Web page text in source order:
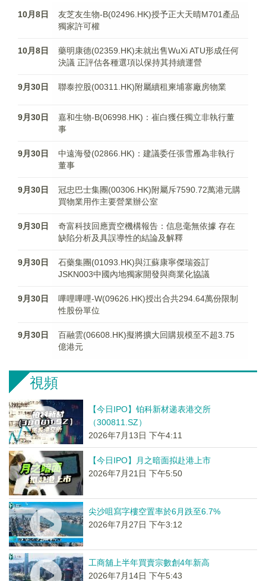
10月8日
友芝友生物-B(02496.HK)授予正大天晴M701產品
獨家許可權
10月8日
藥明康德(02359.HK)未就出售WuXi ATU形成任何
決議 正評估各種選項以保持其持續運營
9月30日 聯泰控股(00311.HK)附屬續租柬埔寨廠房物業
9月30日
嘉和生物-B(06998.HK)：崔白獲任獨立非執行董
事
9月30日
中遠海發(02866.HK)：建議委任張雪雁為非執行
董事
9月30日
冠忠巴士集團(00306.HK)附屬斥7590.72萬港元購
買物業用作主要營業辦公室
9月30日
奇富科技回應賣空機構報告：信息毫無依據 存在
缺陷分析及具誤導性的結論及解釋
9月30日
石藥集團(01093.HK)與江蘇康寧傑瑞簽訂
JSKN003中國內地獨家開發與商業化協議
9月30日
嗶哩嗶哩-W(09626.HK)授出合共294.64萬份限制
性股份單位
9月30日
百融雲(06608.HK)擬將擴大回購規模至不超3.75
億港元
視頻
【今日IPO】铂科新材递表港交所
（300811.SZ）
2026年7月13日 下午4:11
【今日IPO】月之暗面拟赴港上市
2026年7月21日 下午5:50
尖沙咀寫字樓空置率於6月跌至6.7%
2026年7月27日 下午3:12
工商舖上半年買賣宗數創4年新高
2026年7月14日 下午5:43